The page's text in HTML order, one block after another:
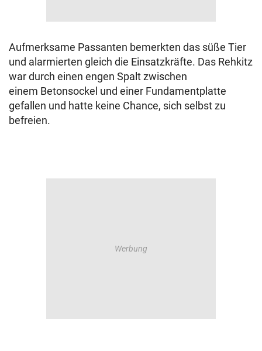
Aufmerksame Passanten bemerkten das süße Tier
und alarmierten gleich die Einsatzkräfte. Das Rehkitz
war durch einen engen Spalt zwischen
einem Betonsockel und einer Fundamentplatte
gefallen und hatte keine Chance, sich selbst zu
befreien.